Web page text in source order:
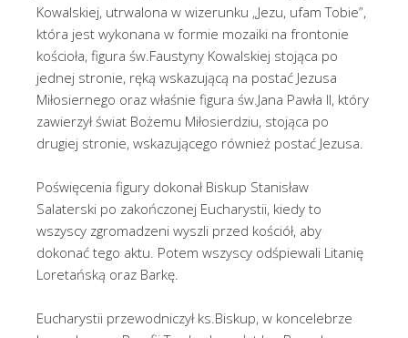
Kowalskiej, utrwalona w wizerunku „Jezu, ufam Tobie”,
która jest wykonana w formie mozaiki na frontonie
kościoła, figura św.Faustyny Kowalskiej stojąca po
jednej stronie, ręką wskazującą na postać Jezusa
Miłosiernego oraz właśnie figura św.Jana Pawła II, który
zawierzył świat Bożemu Miłosierdziu, stojąca po
drugiej stronie, wskazującego również postać Jezusa.
Poświęcenia figury dokonał Biskup Stanisław
Salaterski po zakończonej Eucharystii, kiedy to
wszyscy zgromadzeni wyszli przed kościół, aby
dokonać tego aktu. Potem wszyscy odśpiewali Litanię
Loretańską oraz Barkę.
Eucharystii przewodniczył ks.Biskup, w koncelebrze